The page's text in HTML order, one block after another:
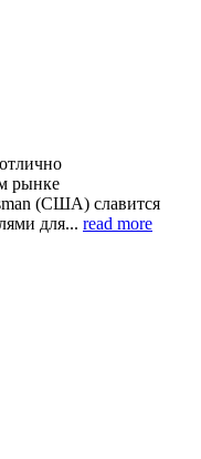
рынке
(США) славится
для... read more